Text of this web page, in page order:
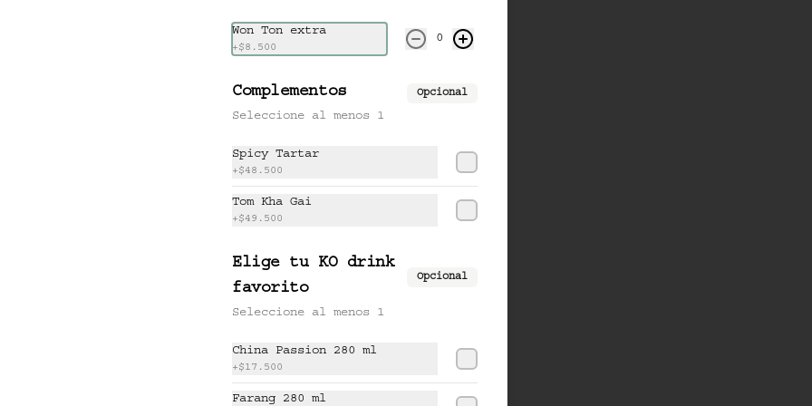
2 Und Noritaco Smoked
Veggie.
(6-8 personas).
PERSONAS)
Sake Passion / Spicy Tartar
Ko shrimp tempura.
4 Und Noritaco Chipotle
Tartare.
$320.000$417.000
2 Nori taco de atún o
salmón, mayo chipotle,
rabanito encurtido y
GOCHUJANG RIBS
Won Ton extra
+$8.500
0
Complementos Opcional
Seleccione al menos 1
Spicy Tartar
+$48.500
Tom Kha Gai
+$49.500
Elige tu KO drink
favorito
Opcional
Seleccione al menos 1
China Passion 280 ml
+$17.500
Farang 280 ml